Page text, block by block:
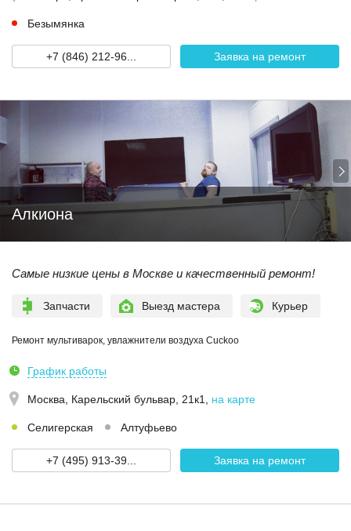
Безымянка
+7 (846) 212-96... Заявка на ремонт
Алкиона
Самые низкие цены в Москве и качественный ремонт!
Запчасти Выезд мастера Курьер
Ремонт мультиварок, увлажнители воздуха Cuckoo
График работы
Москва, Карельский бульвар, 21к1 на карте
Селигерская Алтуфьево
+7 (495) 913-39... Заявка на ремонт